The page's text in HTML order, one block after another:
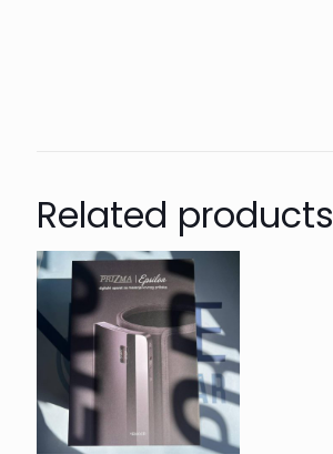
Related products